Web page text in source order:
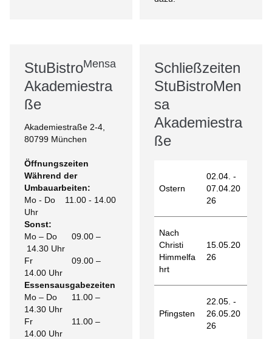
StuBistroMensa
Akademiestra
ße
Akademiestraße 2-4,
80799 München
Öffnungszeiten
Während der
Umbauarbeiten:
Mo - Do 11.00 - 14.00
Uhr
Sonst:
Mo – Do 09.00 –
14.30 Uhr
Fr 09.00 –
14.00 Uhr
Essensausgabezeiten
Mo – Do 11.00 –
14.30 Uhr
Fr 11.00 –
14.00 Uhr
Schließzeiten
StuBistroMen
sa
Akademiestra
ße
Ostern
02.04. -
07.04.20
26
Nach
Christi
Himmelfa
hrt
15.05.20
26
Pfingsten
22.05. -
26.05.20
26